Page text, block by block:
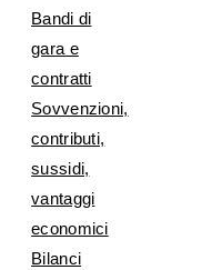
Bandi di
gara e
contratti
Sovvenzioni,
contributi,
sussidi,
vantaggi
economici
Bilanci